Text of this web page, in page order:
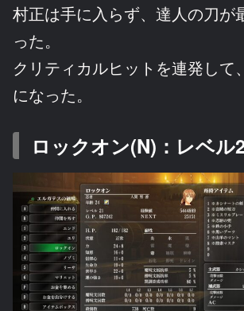
村正は手に入らず、達人の刀が
った。
クリティカルヒットを連発して
になった。
ロックオン(N)：レベル